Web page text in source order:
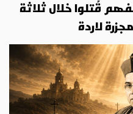
أسقفهم قُتلوا خلال ثلاثة
لاردة